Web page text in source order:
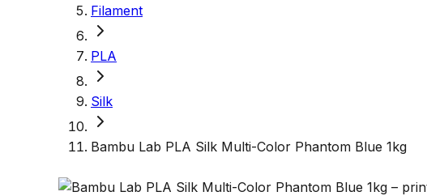
Filament
PLA
Silk
Bambu Lab PLA Silk Multi-Color Phantom Blue 1kg